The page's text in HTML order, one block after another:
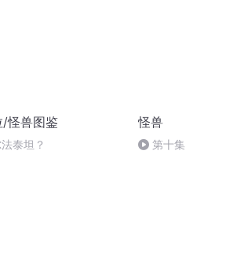
/怪兽图鉴
泰坦？
怪兽
第十集